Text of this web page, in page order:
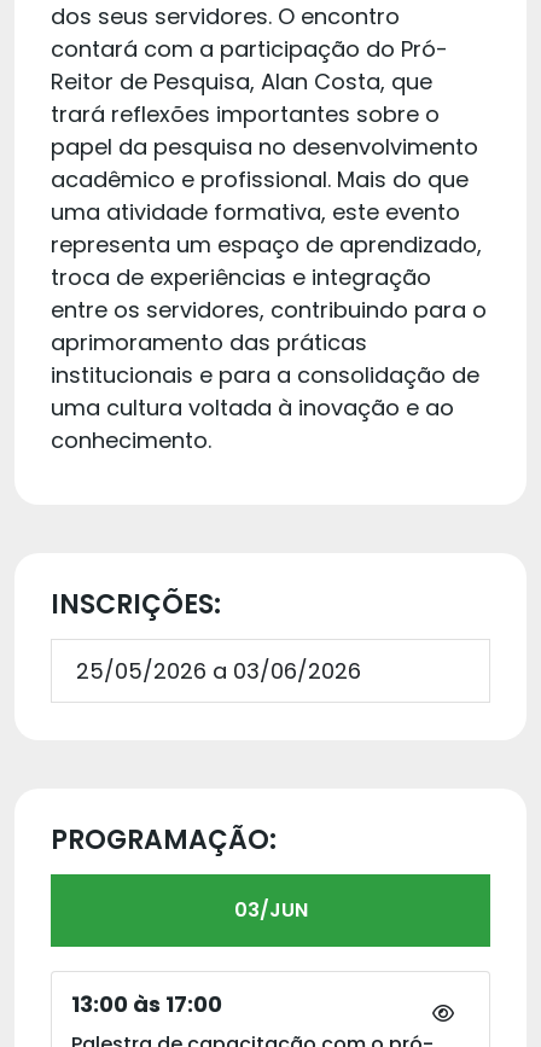
dos seus servidores. O encontro
contará com a participação do Pró-
Reitor de Pesquisa, Alan Costa, que
trará reflexões importantes sobre o
papel da pesquisa no desenvolvimento
acadêmico e profissional. Mais do que
uma atividade formativa, este evento
representa um espaço de aprendizado,
troca de experiências e integração
entre os servidores, contribuindo para o
aprimoramento das práticas
institucionais e para a consolidação de
uma cultura voltada à inovação e ao
conhecimento.
INSCRIÇÕES:
25/05/2026 a 03/06/2026
PROGRAMAÇÃO:
03/JUN
13:00 às 17:00